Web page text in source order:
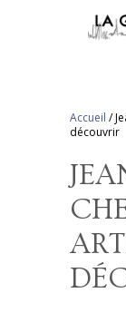
Accueil /
découvrir